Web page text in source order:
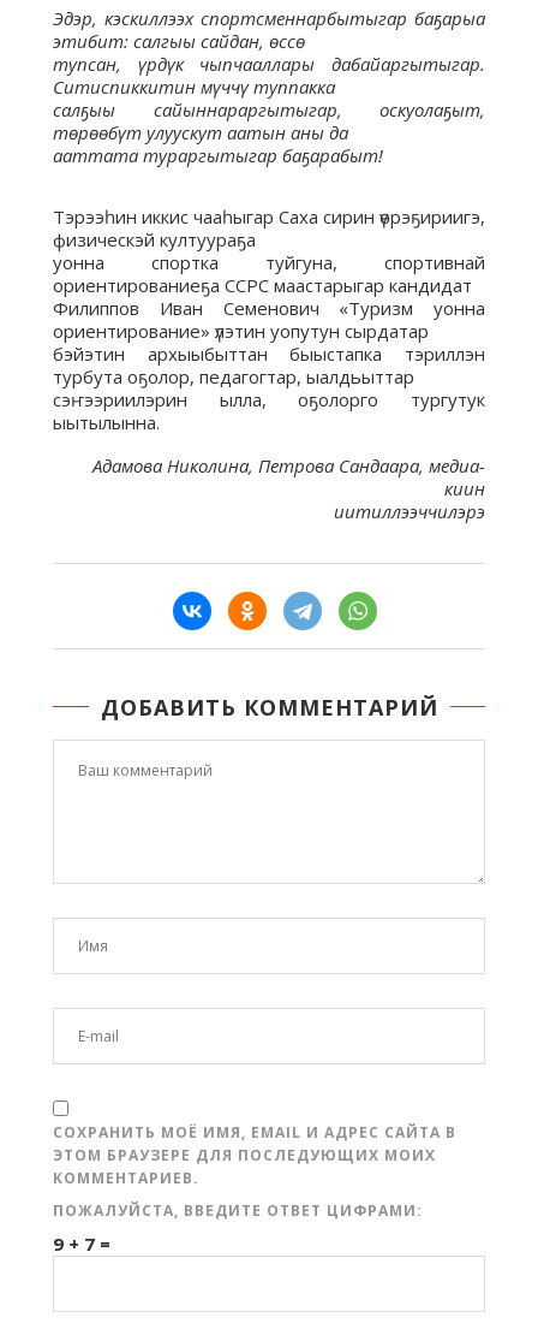
Эдэр, кэскиллээх спортсменнарбытыгар баҕарыа
этибит: салгыы сайдан, өссө
тупсан, үрдүк чыпчааллары дабайаргытыгар.
Ситиспиккитин мүччү туппакка
салҕыы сайыннараргытыгар, оскуолаҕыт,
төрөөбүт улуускут аатын аны да
ааттата тураргытыгар баҕарабыт!
Тэрээһин иккис чааһыгар Саха сирин үөрэҕириигэ,
физическэй култуураҕа
уонна спортка туйгуна, спортивнай
ориентированиеҕа ССРС маастарыгар кандидат
Филиппов Иван Семенович «Туризм уонна
ориентирование» үлэтин уопутун сырдатар
бэйэтин архыыбыттан быыстапка тэриллэн
турбута оҕолор, педагогтар, ыалдьыттар
сэҥээриилэрин ылла, оҕолорго тургутук
ыытылынна.
Адамова Николина, Петрова Сандаара, медиа-
киин
иитиллээччилэрэ
ДОБАВИТЬ КОММЕНТАРИЙ
СОХРАНИТЬ МОЁ ИМЯ, EMAIL И АДРЕС САЙТА В
ЭТОМ БРАУЗЕРЕ ДЛЯ ПОСЛЕДУЮЩИХ МОИХ
КОММЕНТАРИЕВ.
ПОЖАЛУЙСТА, ВВЕДИТЕ ОТВЕТ ЦИФРАМИ:
9 + 7 =